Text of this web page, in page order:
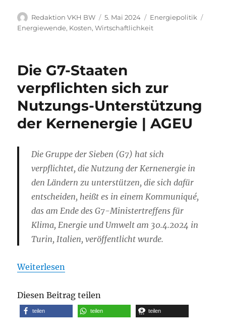
Autor
Redaktion VKH BW
Veröffentlicht
am
5. Mai 2024 Kategorien
Energiepolitik
Energiewende, Kosten,Wirtschaftlichkeit
Die G7-Staaten
verpflichten sich zur
Nutzungs-Unterstützung
der Kernenergie | AGEU
Die Gruppe der Sieben (G7) hat sich
verpflichtet, die Nutzung der Kernenergie in
den Ländern zu unterstützen, die sich dafür
entscheiden, heißt es in einem Kommuniqué,
das am Ende des G7-Ministertreffens für
Klima, Energie und Umwelt am 30.4.2024 in
Turin, Italien, veröffentlicht wurde.
Weiterlesen
Diesen Beitrag teilen
teilen teilen teilen